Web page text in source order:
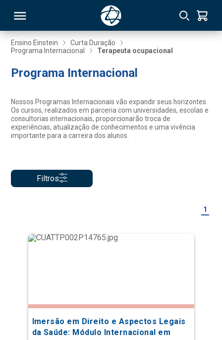
Ensino Einstein
Curta Duração
Programa Internacional
Terapeuta ocupacional
Programa Internacional
Nossos Programas Internacionais vão expandir seus horizontes.
Os cursos, realizados em parceria com universidades, escolas e
consultorias internacionais, proporcionarão troca de
experiências, atualização de conhecimentos e uma vivência
importante para a carreira dos alunos.
Filtros
1
Imersão em Direito e Aspectos Legais
da Saúde: Módulo Internacional em